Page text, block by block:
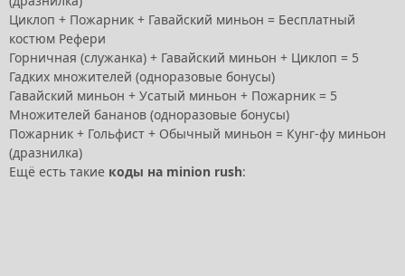
Циклоп + Пожарник + Гавайский миньон = Бесплатный
костюм Рефери
Горничная (служанка) + Гавайский миньон + Циклоп = 5
Гадких множителей (одноразовые бонусы)
Гавайский миньон + Усатый миньон + Пожарник = 5
Множителей бананов (одноразовые бонусы)
Пожарник + Гольфист + Обычный миньон = Кунг-фу миньон
(дразнилка)
Ещё есть такие коды на minion rush: